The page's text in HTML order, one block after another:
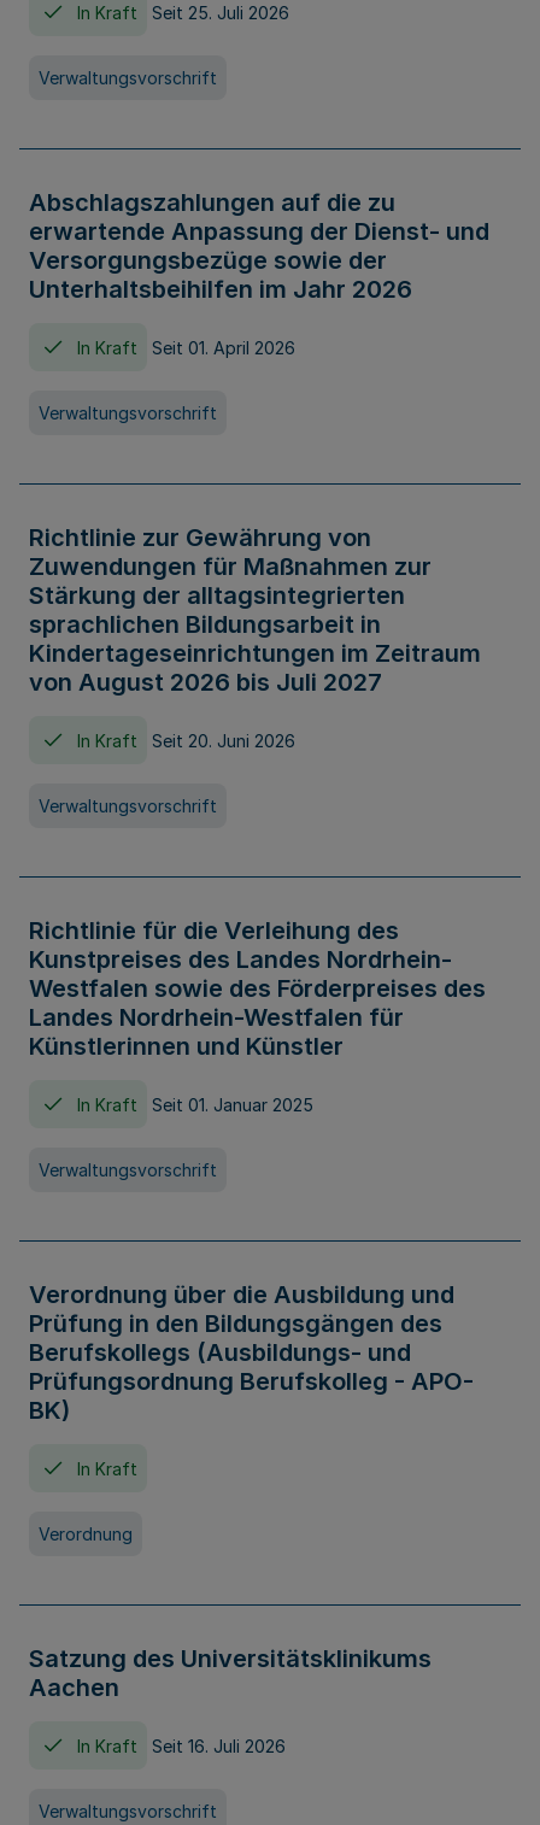
In Kraft Seit 25. Juli 2026
Verwaltungsvorschrift
Abschlagszahlungen auf die zu
erwartende Anpassung der Dienst- und
Versorgungsbezüge sowie der
Unterhaltsbeihilfen im Jahr 2026
In Kraft Seit 01. April 2026
Verwaltungsvorschrift
Richtlinie zur Gewährung von
Zuwendungen für Maßnahmen zur
Stärkung der alltagsintegrierten
sprachlichen Bildungsarbeit in
Kindertageseinrichtungen im Zeitraum
von August 2026 bis Juli 2027
In Kraft Seit 20. Juni 2026
Verwaltungsvorschrift
Richtlinie für die Verleihung des
Kunstpreises des Landes Nordrhein-
Westfalen sowie des Förderpreises des
Landes Nordrhein-Westfalen für
Künstlerinnen und Künstler
In Kraft Seit 01. Januar 2025
Verwaltungsvorschrift
Verordnung über die Ausbildung und
Prüfung in den Bildungsgängen des
Berufskollegs (Ausbildungs- und
Prüfungsordnung Berufskolleg - APO-
BK)
In Kraft
Verordnung
Satzung des Universitätsklinikums
Aachen
In Kraft Seit 16. Juli 2026
Verwaltungsvorschrift